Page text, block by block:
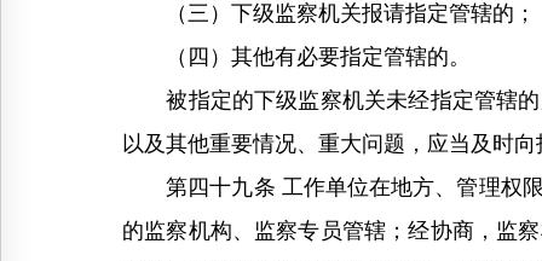
（三）下级监察机关报请指定管辖的；
（四）其他有必要指定管辖的。
被指定的下级监察机关未经指定管辖的
以及其他重要情况、重大问题，应当及时
第四十九条 工作单位在地方、管理权限
的监察机构、监察专员管辖；经协商，监